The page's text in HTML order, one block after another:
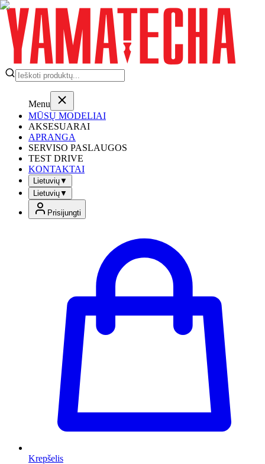
Menu
MŪSŲ MODELIAI
AKSESUARAI
APRANGA
SERVISO PASLAUGOS
TEST DRIVE
KONTAKTAI
Lietuvių▼
Lietuvių▼
Prisijungti
Krepšelis